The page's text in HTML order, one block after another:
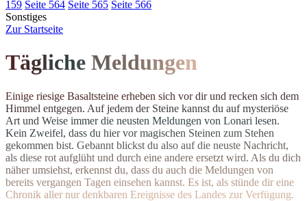
159 Seite 564 Seite 565 Seite 566
Sonstiges
Zur Startseite
Tägliche Meldungen
Einige riesige Basaltsteine erheben sich vor dir und recken sich dem
Himmel entgegen. Auf jedem der Steine kannst du auf mysteriöse
Art und Weise immer die neusten Meldungen von Lonari lesen.
Kein Zweifel, dass du hier vor magischen Steinen zum Stehen
gekommen bist. Gebannt blickst du also auf die neuste Nachricht,
als diese rot aufglüht und durch eine andere ersetzt wird. Als du dich
näher umsiehst, erkennst du, dass du auch die Meldungen von
bereits vergangen Tagen einsehen kannst. Es ist, als stünde dir eine
Chronik aller nur denkbaren Ereignisse des Landes zur Verfügung.